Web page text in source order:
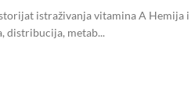
istraživanja vitamina A Hemija i
distribucija, metab...